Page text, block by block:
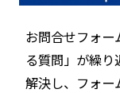
お問合せフォー
る質問」が繰
解決し、フォー